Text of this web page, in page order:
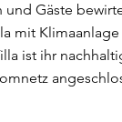
Gäste
mit
ist ihr